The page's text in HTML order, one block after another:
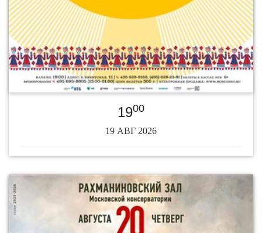
1900
19 АВГ 2026